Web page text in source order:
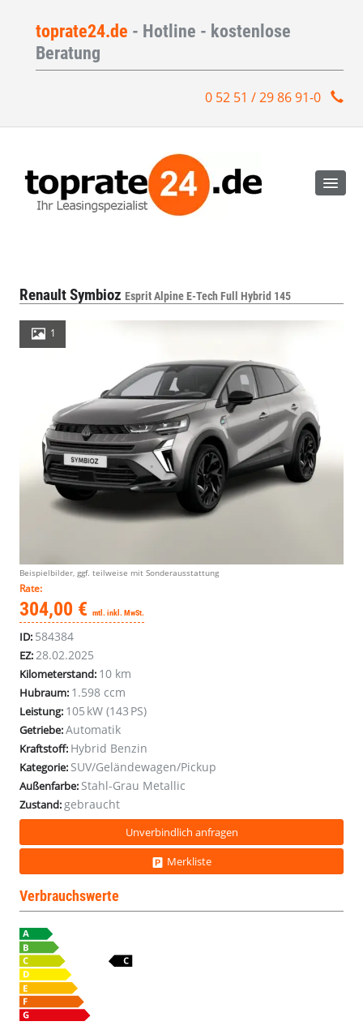
toprate24.de - Hotline - kostenlose
Beratung
0 52 51 / 29 86 91-0
Renault Symbioz Esprit Alpine E-Tech Full Hybrid 145
1
Beispielbilder, ggf. teilweise mit Sonderausstattung
Rate:
304,00 € mtl. inkl. MwSt.
ID: 584384
EZ: 28.02.2025
Kilometerstand: 10 km
Hubraum: 1.598 ccm
Leistung: 105 kW (143 PS)
Getriebe:Automatik
Kraftstoff: Hybrid Benzin
Kategorie: SUV/Geländewagen/Pickup
Außenfarbe: Stahl-Grau Metallic
Zustand: gebraucht
Unverbindlich anfragen
Merkliste
Verbrauchswerte